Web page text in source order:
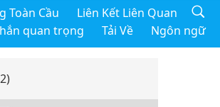
Toàn Cầu
Liên Kết Liên Quan
quan trọng Tải Về Ngôn ngữ